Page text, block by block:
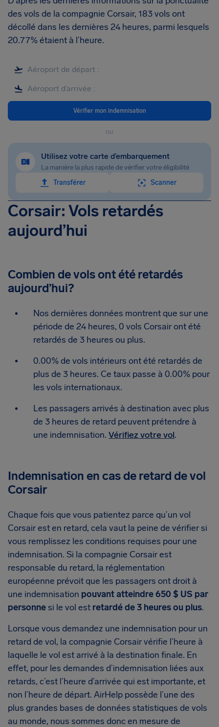
des vols de la compagnie Corsair, 183 vols ont
décollé dans les dernières 24 heures, parmi lesquels
20.77% étaient à l’heure.
Vérifier mon indemnisation
ou
Utilisez votre carte d’embarquement
La manière la plus rapide de vérifier votre éligibilité
Transférer
Scanner
Corsair: Vols retardés
aujourd’hui
Combien de vols ont été retardés
aujourd’hui?
Nos dernières données montrent que sur une
période de 24 heures, 0 vols Corsair ont été
retardés de 3 heures ou plus.
0.00% de vols intérieurs ont été retardés de
plus de 3 heures. Ce taux passe à 0.00% pour
les vols internationaux.
Les passagers arrivés à destination avec plus
de 3 heures de retard peuvent prétendre à
une indemnisation. Vérifiez votre vol.
Indemnisation en cas de retard de vol
Corsair
Chaque fois que vous patientez parce qu’un vol
Corsair est en retard, cela vaut la peine de vérifier si
vous remplissez les conditions requises pour une
indemnisation. Si la compagnie Corsair est
responsable du retard, la réglementation
européenne prévoit que les passagers ont droit à
une indemnisation pouvant atteindre 650 $ US par
personnesi le vol est retardé de 3 heures ou plus.
Lorsque vous demandez une indemnisation pour un
retard de vol, la compagnie Corsair vérifie l’heure à
laquelle le vol est arrivé à la destination finale. En
effet, pour les demandes d’indemnisation liées aux
retards, c’est l’heure d’arrivée qui est importante, et
non l’heure de départ. AirHelp possède l’une des
plus grandes bases de données statistiques de vols
au monde, nous sommes donc en mesure de